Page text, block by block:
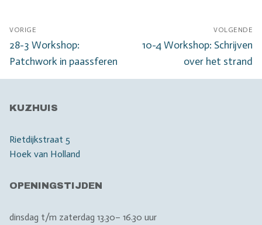
Bericht
navigatie
VORIGE
Vorig
bericht:
28-3 Workshop:
Patchwork in paassferen
VOLGENDE
Volgend
10-4 Workshop: Schrijven
over het strand
KUZHUIS
Rietdijkstraat 5
Hoek van Holland
OPENINGSTIJDEN
dinsdag t/m zaterdag 13.30– 16.30 uur